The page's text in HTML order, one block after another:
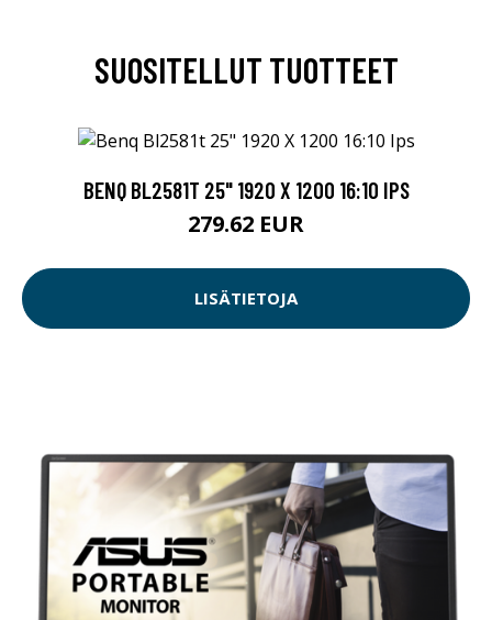
SUOSITELLUT TUOTTEET
BENQ BL2581T 25" 1920 X 1200 16:10 IPS
279.62 EUR
LISÄTIETOJA